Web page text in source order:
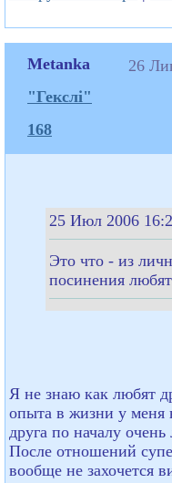
Metanka
"Гекслі"
168
26
25 Июл 2006
Это что - из
посинения
Я не знаю как любят
опыта в жизни у меня
друга по началу
После отношений
вообще не захочется